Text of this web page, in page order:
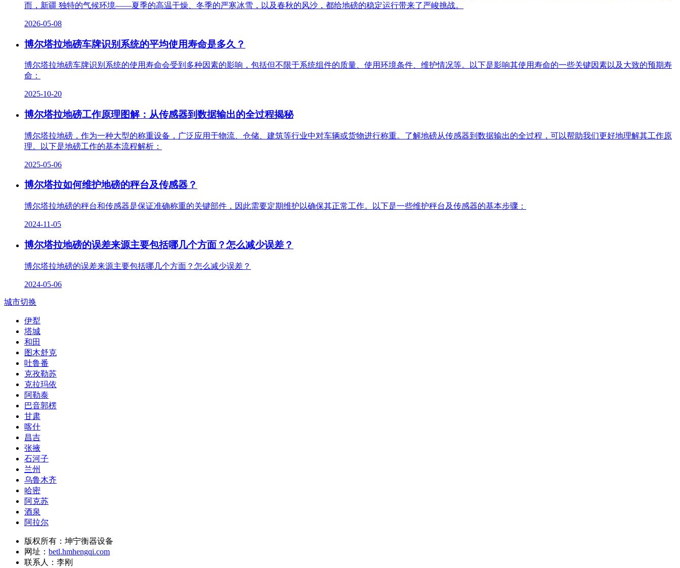
而，新疆 独特的气候环境——夏季的高温干燥、冬季的严寒冰雪，以及春秋的风沙，都给地磅的稳定运行带来了严峻挑战。
2026-05-08
博尔塔拉地磅车牌识别系统的平均使用寿命是多久？
博尔塔拉地磅车牌识别系统的使用寿命会受到多种因素的影响，包括但不限于系统组件的质量、使用环境条件、维护情况等。以下是影响其使用寿命的一些关键因素以及大致的预期寿
命：
2025-10-20
博尔塔拉地磅工作原理图解：从传感器到数据输出的全过程揭秘
博尔塔拉地磅，作为一种大型的称重设备，广泛应用于物流、仓储、建筑等行业中对车辆或货物进行称重。了解地磅从传感器到数据输出的全过程，可以帮助我们更好地理解其工作原
理。以下是地磅工作的基本流程解析：
2025-05-06
博尔塔拉如何维护地磅的秤台及传感器？
博尔塔拉地磅的秤台和传感器是保证准确称重的关键部件，因此需要定期维护以确保其正常工作。以下是一些维护秤台及传感器的基本步骤：
2024-11-05
博尔塔拉地磅的误差来源主要包括哪几个方面？怎么减少误差？
博尔塔拉地磅的误差来源主要包括哪几个方面？怎么减少误差？
2024-05-06
城市切换
伊犁
塔城
和田
图木舒克
吐鲁番
克孜勒苏
克拉玛依
阿勒泰
巴音郭楞
甘肃
喀什
昌吉
张掖
石河子
兰州
乌鲁木齐
哈密
阿克苏
酒泉
阿拉尔
版权所有：坤宁衡器设备
网址： betl.hmhengqi.com
联系人：李刚